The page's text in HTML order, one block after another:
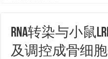
RNA转染与小鼠
及调控成骨细